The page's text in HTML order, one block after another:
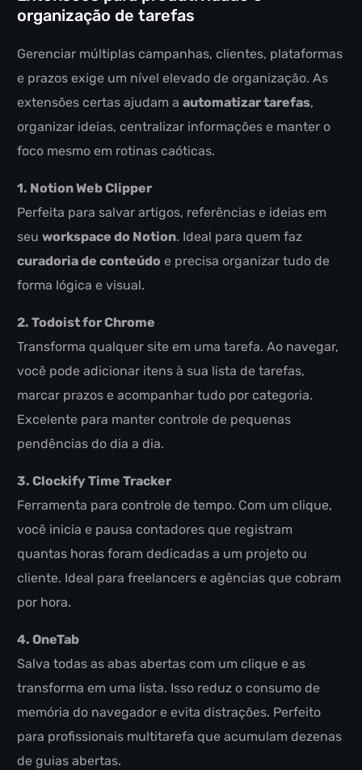
organização de tarefas
Gerenciar múltiplas campanhas, clientes, plataformas
e prazos exige um nível elevado de organização. As
extensões certas ajudam aautomatizar tarefas,
organizar ideias, centralizar informações e manter o
foco mesmo em rotinas caóticas.
1. Notion Web Clipper
Perfeita para salvar artigos, referências e ideias em
seuworkspace do Notion. Ideal para quem faz
curadoria de conteúdo e precisa organizar tudo de
forma lógica e visual.
2. Todoist for Chrome
Transforma qualquer site em uma tarefa. Ao navegar,
você pode adicionar itens à sua lista de tarefas,
marcar prazos e acompanhar tudo por categoria.
Excelente para manter controle de pequenas
pendências do dia a dia.
3. Clockify Time Tracker
Ferramenta para controle de tempo. Com um clique,
você inicia e pausa contadores que registram
quantas horas foram dedicadas a um projeto ou
cliente. Ideal para freelancers e agências que cobram
por hora.
4. OneTab
Salva todas as abas abertas com um clique e as
transforma em uma lista. Isso reduz o consumo de
memória do navegador e evita distrações. Perfeito
para profissionais multitarefa que acumulam dezenas
de guias abertas.